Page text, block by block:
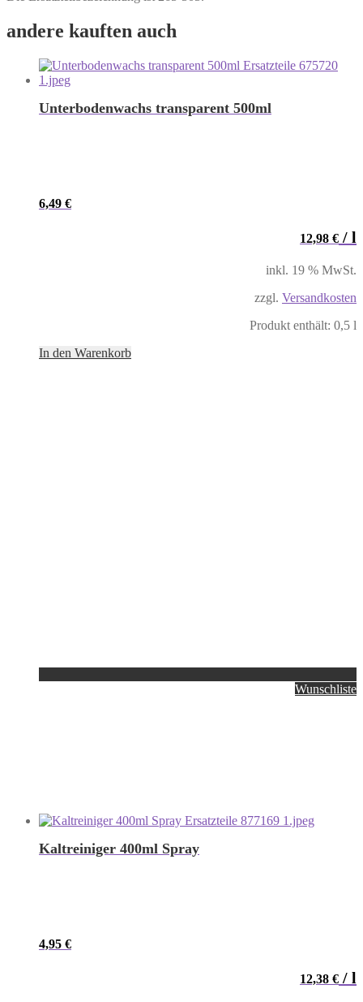
andere kauften auch
Unterbodenwachs transparent 500ml
6,49 €
12,98 € / l
inkl. 19 % MwSt.
zzgl. Versandkosten
Produkt enthält: 0,5 l
In den Warenkorb
Wunschliste
Kaltreiniger 400ml Spray
4,95 €
12,38 € / l